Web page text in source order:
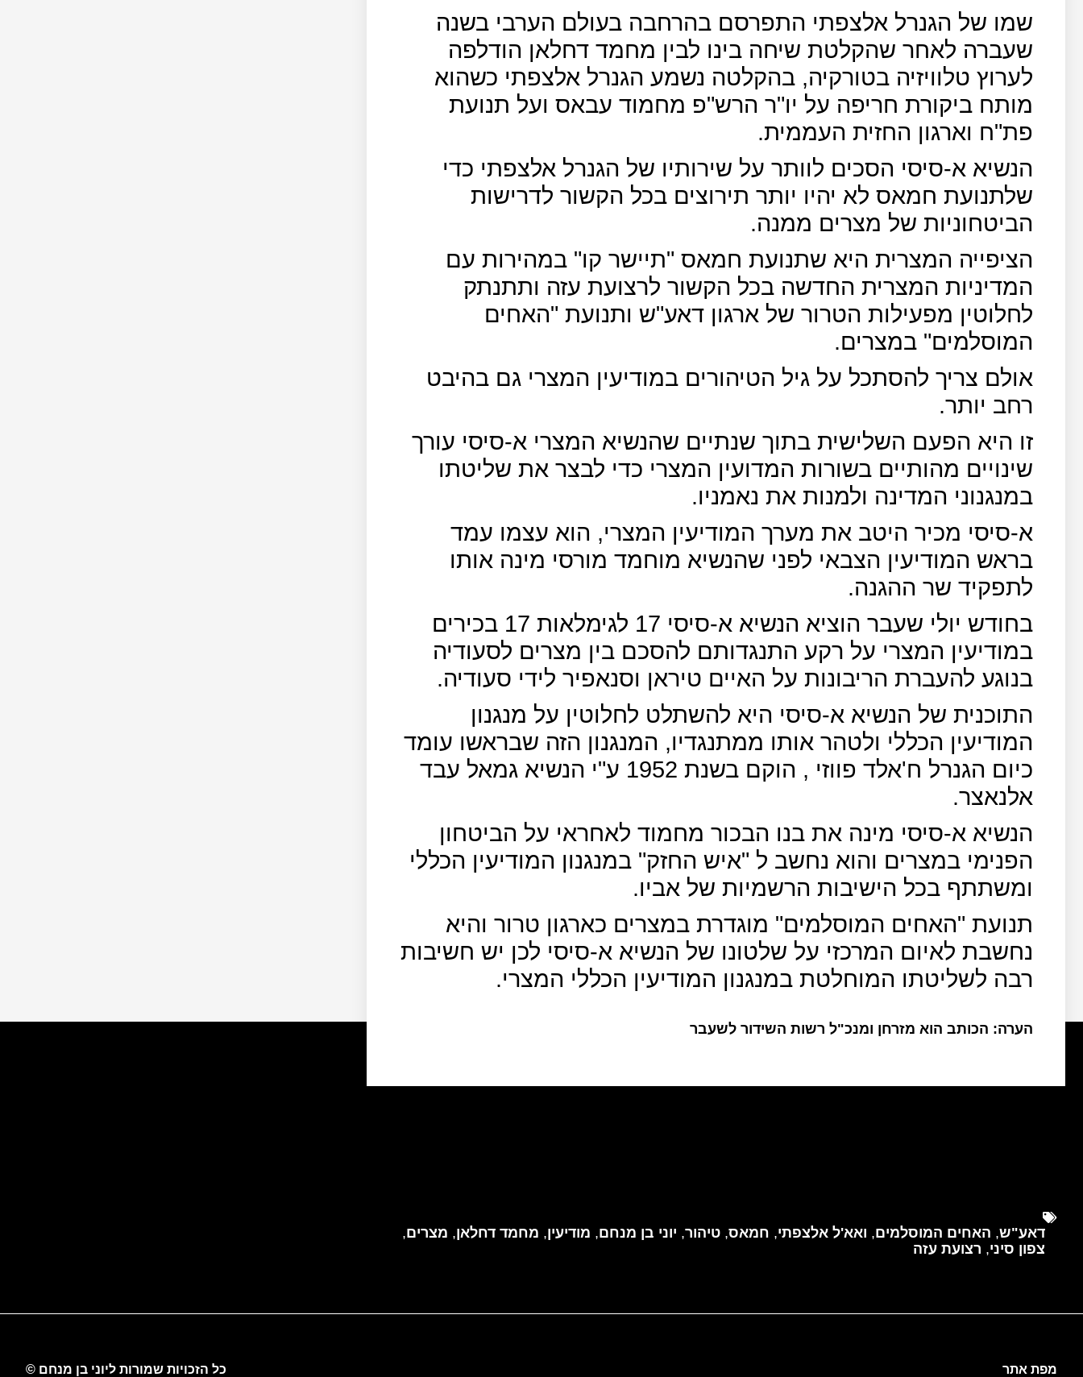
שמו של הגנרל אלצפתי התפרסם בהרחבה בעולם הערבי בשנה
שעברה לאחר שהקלטת שיחה בינו לבין מחמד דחלאן הודלפה
לערוץ טלוויזיה בטורקיה, בהקלטה נשמע הגנרל אלצפתי כשהוא
מותח ביקורת חריפה על יו"ר הרש"פ מחמוד עבאס ועל תנועת
פת"ח וארגון החזית העממית.
הנשיא א-סיסי הסכים לוותר על שירותיו של הגנרל אלצפתי כדי
שלתנועת חמאס לא יהיו יותר תירוצים בכל הקשור לדרישות
הביטחוניות של מצרים ממנה.
הציפייה המצרית היא שתנועת חמאס "תיישר קו" במהירות עם
המדיניות המצרית החדשה בכל הקשור לרצועת עזה ותתנתק
לחלוטין מפעילות הטרור של ארגון דאע"ש ותנועת "האחים
המוסלמים" במצרים.
אולם צריך להסתכל על גיל הטיהורים במודיעין המצרי גם בהיבט
רחב יותר.
זו היא הפעם השלישית בתוך שנתיים שהנשיא המצרי א-סיסי עורך
שינויים מהותיים בשורות המדועין המצרי כדי לבצר את שליטתו
במנגנוני המדינה ולמנות את נאמניו.
א-סיסי מכיר היטב את מערך המודיעין המצרי, הוא עצמו עמד
בראש המודיעין הצבאי לפני שהנשיא מוחמד מורסי מינה אותו
לתפקיד שר ההגנה.
בחודש יולי שעבר הוציא הנשיא א-סיסי 17 לגימלאות 17 בכירים
במודיעין המצרי על רקע התנגדותם להסכם בין מצרים לסעודיה
בנוגע להעברת הריבונות על האיים טיראן וסנאפיר לידי סעודיה.
התוכנית של הנשיא א-סיסי היא להשתלט לחלוטין על מנגנון
המודיעין הכללי ולטהר אותו ממתנגדיו, המנגנון הזה שבראשו עומד
כיום הגנרל ח'אלד פווזי , הוקם בשנת 1952 ע"י הנשיא גמאל עבד
אלנאצר.
הנשיא א-סיסי מינה את בנו הבכור מחמוד לאחראי על הביטחון
הפנימי במצרים והוא נחשב ל "איש החזק" במנגנון המודיעין הכללי
ומשתתף בכל הישיבות הרשמיות של אביו.
תנועת "האחים המוסלמים" מוגדרת במצרים כארגון טרור והיא
נחשבת לאיום המרכזי על שלטונו של הנשיא א-סיסי לכן יש חשיבות
רבה לשליטתו המוחלטת במנגנון המודיעין הכללי המצרי.
הערה: הכותב הוא מזרחן ומנכ"ל רשות השידור לשעבר
דאע"ש, האחים המוסלמים, ואא'ל אלצפתי, חמאס, טיהור, יוני בן מנחם, מודיעין, מחמד דחלאן, מצרים,
צפון סיני, רצועת עזה
מפת אתר כל הזכויות שמורות ליוני בן מנחם ©